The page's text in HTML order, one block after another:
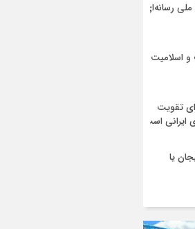
غیبت مسوولان شهرستان لاهیجانرسانه‌ای
اسلامیت
تقویت
است
یا
مطهر